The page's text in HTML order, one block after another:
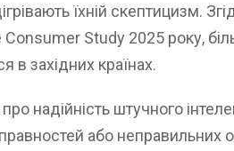
їхній скептицизм.
Study 2025 року,
в західних країнах.
надійність штучного
або неправильних